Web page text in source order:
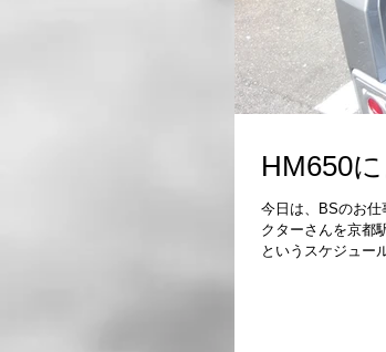
HM650
今日は、BSのお仕
クターさんを京都駅でお出迎え。 そこから昼下がりまで京都で
というスケジュー